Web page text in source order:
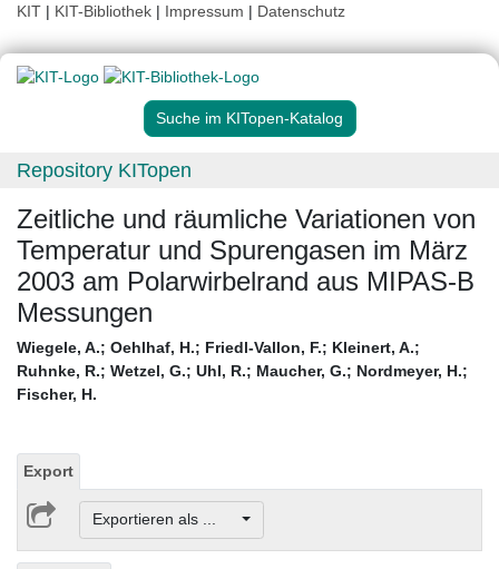
KIT | KIT-Bibliothek | Impressum | Datenschutz
Suche im KITopen-Katalog
Repository KITopen
Zeitliche und räumliche Variationen von
Temperatur und Spurengasen im März
2003 am Polarwirbelrand aus MIPAS-B
Messungen
Wiegele, A.; Oehlhaf, H.; Friedl-Vallon, F.; Kleinert, A.;
Ruhnke, R.; Wetzel, G.; Uhl, R.; Maucher, G.; Nordmeyer, H.;
Fischer, H.
Export
Exportieren als ...